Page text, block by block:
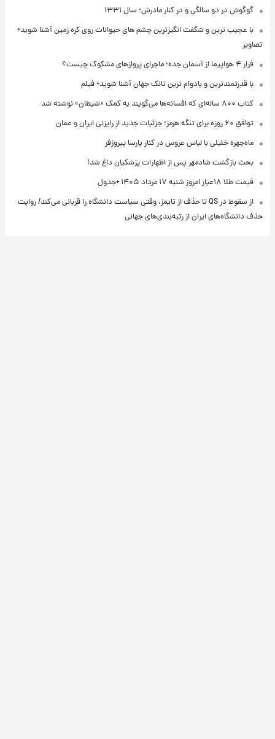
گوگوش در دو سالگی و در کنار مادرش؛ سال ۱۳۳۱
با عجیب ترین و شگفت انگیزترین چشم های حیوانات روی کره زمین آشنا شوید+
تصاویر
فرار ۴ هواپیما از آسمان جده؛ ماجرای پروازهای مشکوک چیست؟
با قدرتمندترین و بادوام ترین تانک جهان آشنا شوید+ فیلم
کتاب ۸۰۰ ساله‌ای که افسانه‌ها می‌گویند به کمک «شیطان» نوشته شد
توافق ۶۰ روزه برای تنگه هرمز؛ جزئیات جدید از رایزنی ایران و عمان
ماه‌چهره خلیلی با لباس عروس در کنار پارسا پیروزفر
بحث بازگشت شادمهر پس از اظهارات پزشکیان داغ شد!
قیمت طلا ۱۸عیار امروز شنبه ۱۷ مرداد ۱۴۰۵ +جدول
از سقوط در QS تا حذف از تایمز، وقتی سیاست دانشگاه را قربانی می‌کند/ روایت
حذف دانشگاه‌های ایران از رتبه‌بندی‌های جهانی